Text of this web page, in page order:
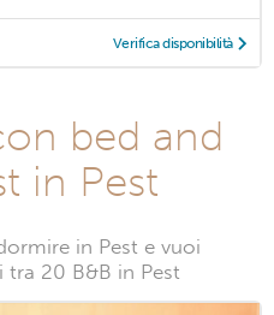
Verifica disponibilità
bed and
in Pest
in Pest e vuoi
tra 20 B&B in Pest